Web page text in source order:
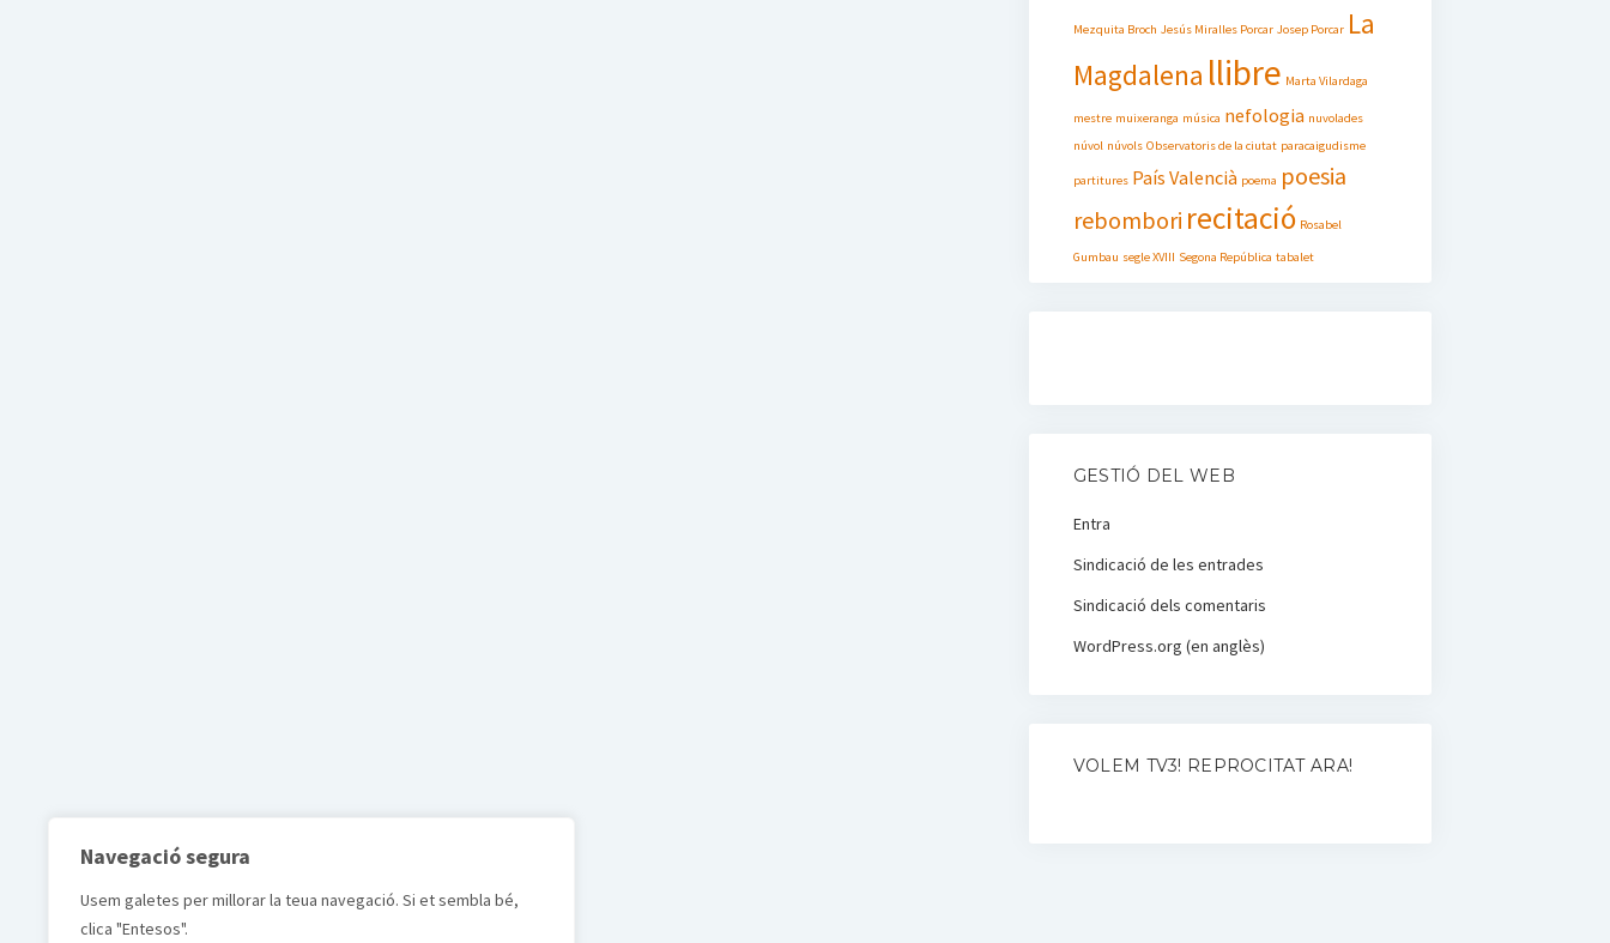
Navegació segura
Usem galetes per millorar la teua navegació. Si et sembla bé,
clica "Entesos".
Mezquita Broch Jesús Miralles Porcar Josep Porcar La
Magdalena llibre Marta Vilardaga
mestre muixeranga música nefologia nuvolades
núvol núvols Observatoris de la ciutat paracaigudisme
partitures País Valencià poema poesia
rebombori recitació Rosabel
Gumbau segle XVIII Segona República tabalet
GESTIÓ DEL WEB
Entra
Sindicació de les entrades
Sindicació dels comentaris
WordPress.org (en anglès)
VOLEM TV3! REPROCITAT ARA!